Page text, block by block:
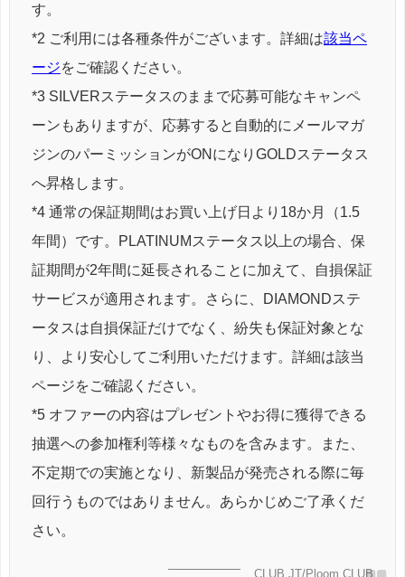
す。
*2 ご利用には各種条件がございます。詳細は該当ペ
ージをご確認ください。
*3 SILVERステータスのままで応募可能なキャンペ
ーンもありますが、応募すると自動的にメールマガ
ジンのパーミッションがONになりGOLDステータス
へ昇格します。
*4 通常の保証期間はお買い上げ日より18か月（1.5
年間）です。PLATINUMステータス以上の場合、保
証期間が2年間に延長されることに加えて、自損保証
サービスが適用されます。さらに、DIAMONDステ
ータスは自損保証だけでなく、紛失も保証対象とな
り、より安心してご利用いただけます。詳細は該当
ページをご確認ください。
*5 オファーの内容はプレゼントやお得に獲得できる
抽選への参加権利等様々なものを含みます。また、
不定期での実施となり、新製品が発売される際に毎
回行うものではありません。あらかじめご了承くだ
さい。
CLUB JT/Ploom CLUB